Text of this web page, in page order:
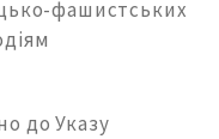
фашистських
до Указу